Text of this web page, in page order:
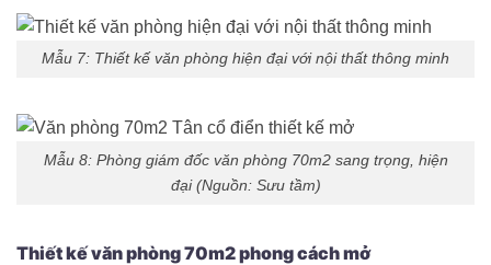
Mẫu 7: Thiết kế văn phòng hiện đại với nội thất thông minh
Mẫu 8: Phòng giám đốc văn phòng 70m2 sang trọng, hiện
đại (Nguồn: Sưu tầm)
Thiết kế văn phòng 70m2 phong cách mở